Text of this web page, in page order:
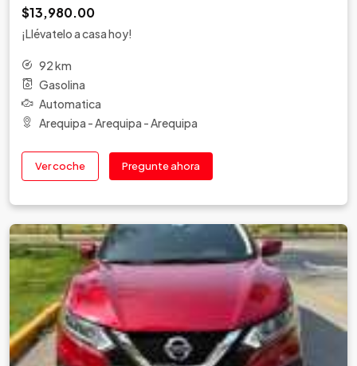
$13,980.00
¡Llévatelo a casa hoy!
92 km
Gasolina
Automatica
Arequipa - Arequipa - Arequipa
Ver coche Pregunte ahora